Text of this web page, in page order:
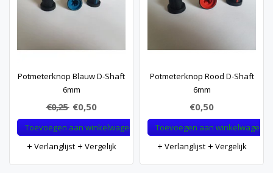
Potmeterknop Blauw D-Shaft
6mm
€0,25 €0,50
Toevoegen aan winkelwagen
Verlanglijst
Vergelijk
Potmeterknop Rood D-Shaft
6mm
€0,50
Toevoegen aan winkelwagen
Verlanglijst
Vergelijk